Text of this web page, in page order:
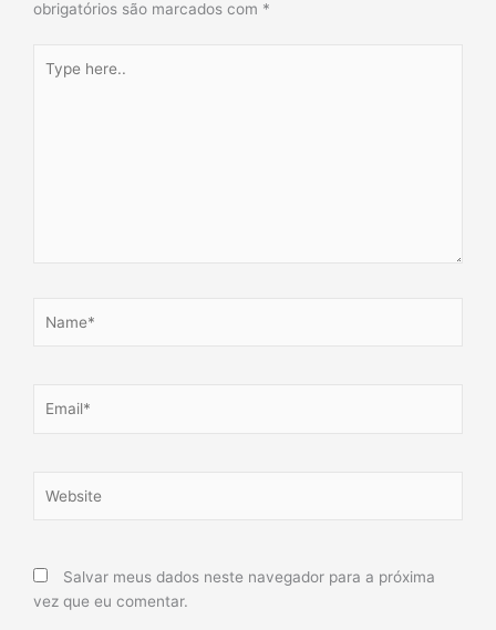
obrigatórios são marcados com *
here..
Salvar meus dados neste navegador para a próxima
vez que eu comentar.